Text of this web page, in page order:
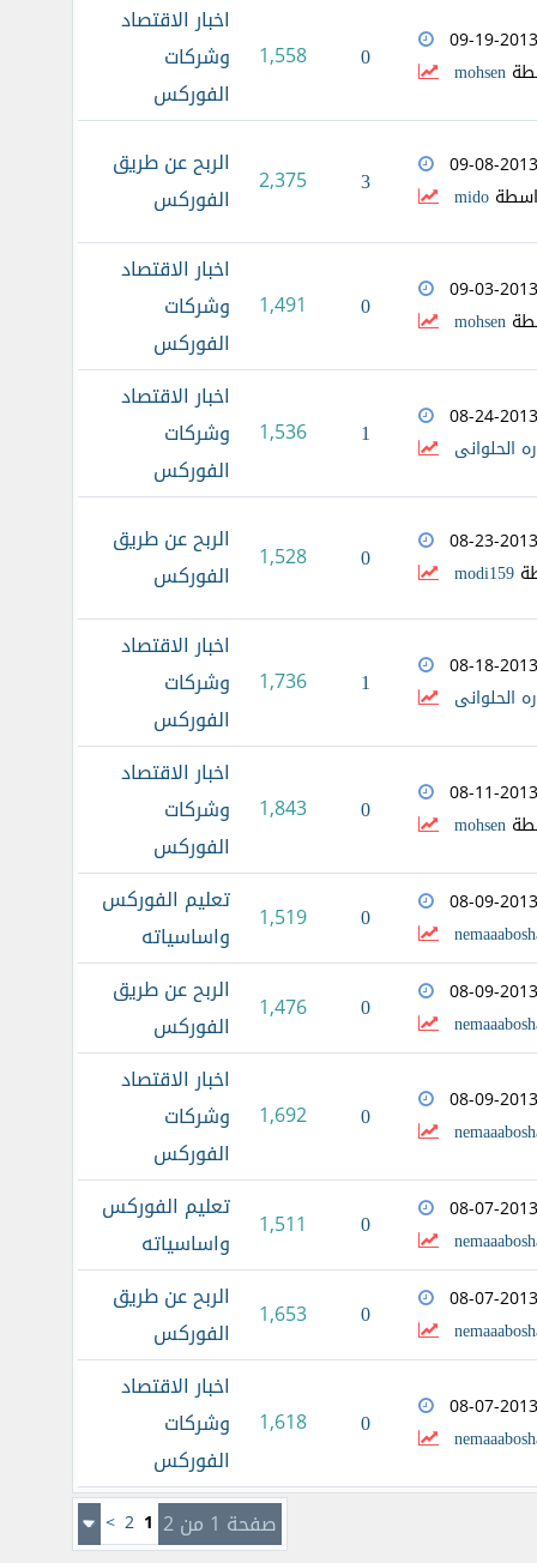
09-19-2013
mohsen
0
1,558
اخبار الاقتصاد
وشركات
الفوركس
09-08-2013
mido
3
2,375
الربح عن طريق
الفوركس
09-03-2013
mohsen
0
1,491
اخبار الاقتصاد
وشركات
الفوركس
08-24-2013
الحلوانى
1
1,536
اخبار الاقتصاد
وشركات
الفوركس
08-23-2013
modi159
0
1,528
الربح عن طريق
الفوركس
08-18-2013
الحلوانى
1
1,736
اخبار الاقتصاد
وشركات
الفوركس
08-11-2013
mohsen
0
1,843
اخبار الاقتصاد
وشركات
الفوركس
08-09-2013
0
1,519
تعليم الفوركس
واساسياته
08-09-2013
0
1,476
الربح عن طريق
الفوركس
08-09-2013
0
1,692
اخبار الاقتصاد
وشركات
الفوركس
08-07-2013
0
1,511
تعليم الفوركس
واساسياته
08-07-2013
0
1,653
الربح عن طريق
الفوركس
08-07-2013
0
1,618
اخبار الاقتصاد
وشركات
الفوركس
صفحة 1 من 2 1
2
>